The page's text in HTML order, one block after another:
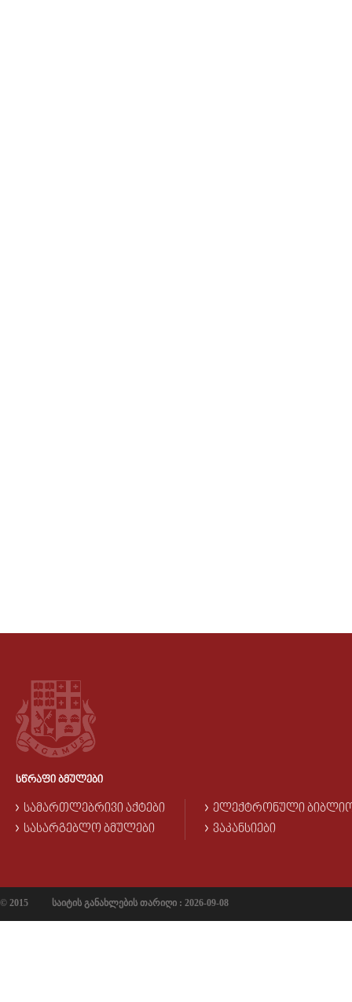
ᲡᲬᲠᲐᲤᲘ ᲑᲛᲣᲚᲔᲑᲘ
ᲡᲐᲛᲐᲠᲗᲚᲔᲑᲠᲘᲕᲘ ᲐᲥᲢᲔᲑᲘ
ᲡᲐᲡᲐᲠᲒᲔᲑᲚᲝ ᲑᲛᲣᲚᲔᲑᲘ
ᲔᲚᲔᲥᲢᲠᲝᲜᲣᲚᲘ
ᲕᲐᲙᲐᲜᲡᲘᲔᲑᲘ
© 2015 საიტის განახლების თარიღი : 2026-09-08